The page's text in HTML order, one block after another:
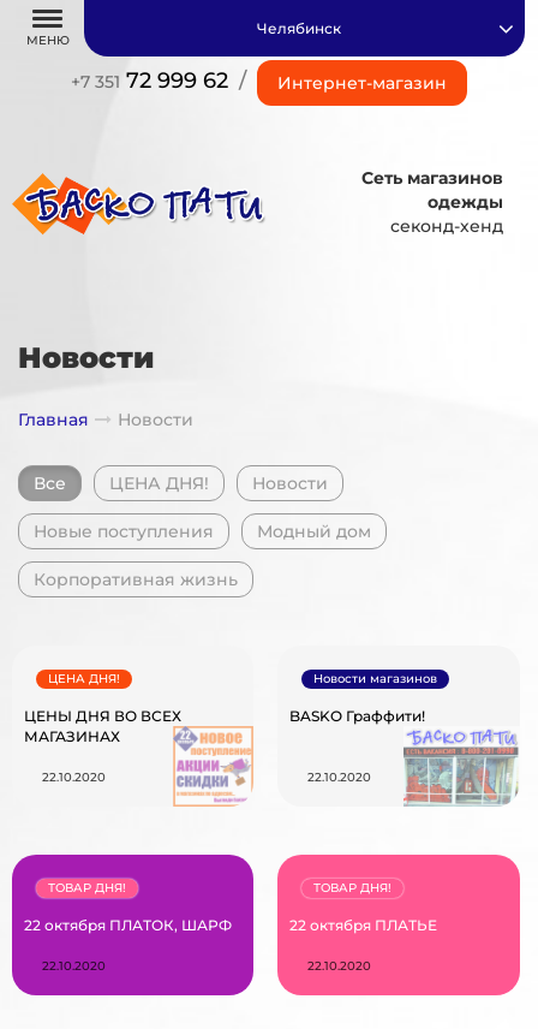
МЕНЮ
+7 351 72 999 62 / Интернет-магазин
Челябинск
Сеть магазинов
одежды
секонд-хенд
Новости
Главная Новости
Все ЦЕНА ДНЯ! Новости
Новые поступления Модный дом
Корпоративная жизнь
ЦЕНЫ ДНЯ ВО ВСЕХ
МАГАЗИНАХ
ЦЕНА ДНЯ!
22.10.2020
BASKO Граффити!
Новости магазинов
22.10.2020
22 октября ПЛАТОК, ШАРФ
ТОВАР ДНЯ!
22.10.2020
22 октября ПЛАТЬЕ
ТОВАР ДНЯ!
22.10.2020